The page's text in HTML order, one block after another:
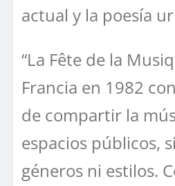
actual y la poesía
“La Fête de la
Francia en 1982
de compartir la
espacios públicos,
géneros ni estilos.